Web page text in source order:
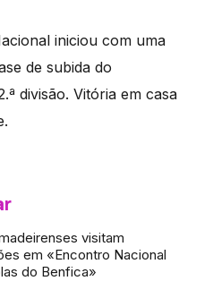
iniciou com uma
de subida do
divisão. Vitória em casa
visitam
em «Encontro Nacional
do Benfica»